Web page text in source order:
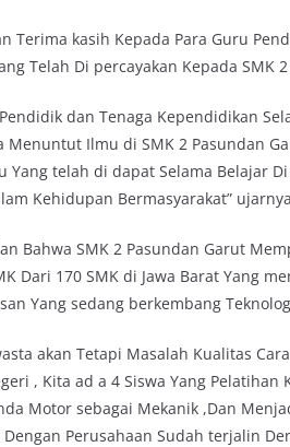
Terima kasih Kepada Para Guru
Telah Di percayakan Kepada SMK
dan Tenaga Kependidikan
Ilmu di SMK 2 Pasundan
telah di dapat Selama Belajar
Kehidupan Bermasyarakat” ujarnya
Bahwa SMK 2 Pasundan Garut
Dari 170 SMK di Jawa Barat Yang
Yang sedang berkembang
akan Tetapi Masalah Kualitas
, Kita ad a 4 Siswa Yang Pelatihan
Motor sebagai Mekanik ,Dan
Perusahaan Sudah terjalin